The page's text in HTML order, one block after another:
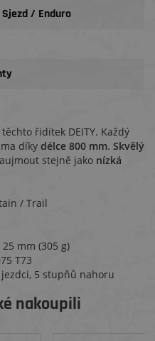
/ Enduro
řidítek DEITY. Každý
díky délce 800 mm. Skvělý
stejně jako nízká
/ Trail
mm (305 g)
T73
5 stupňů nahoru
nakoupili